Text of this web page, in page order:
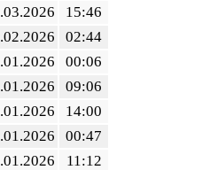
15:46
02:44
00:06
09:06
14:00
00:47
11:12